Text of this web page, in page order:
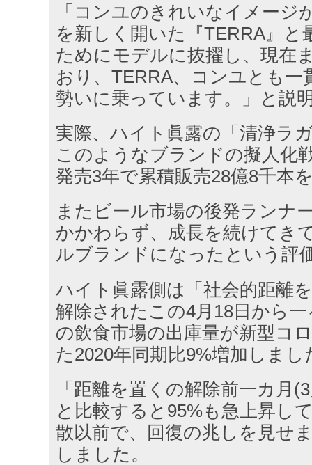
「コンユのきれいなイメージ
を新しく開いた『TERRA』と
ためにモデルに抜擢し、現在
おり、TERRA、コンユとも一
勢いに乗っています。」と説
実際、ハイト眞露の「清浄ラ
このようなブランドの擬人化
発売3年で累積販売28億8千本
またビール市場の後発ランナ
かかわらず、成長を続けてき
ルブランドになったという評
ハイト眞露側は「社会的距離
解除されたこの4月18日から
の飲食市場の出庫量が新型コ
た2020年同期比9%増加しまし
「距離を置くの解除前一カ月
と比較すると95%も急上昇し
散以前で、回復の兆しを見せ
しました。